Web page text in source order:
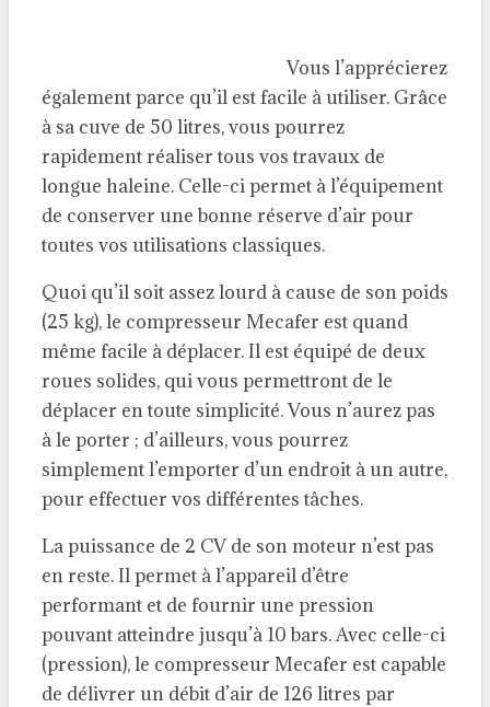
Vous l’apprécierez
également parce qu’il est facile à utiliser. Grâce
à sa cuve de 50 litres, vous pourrez
rapidement réaliser tous vos travaux de
longue haleine. Celle-ci permet à l’équipement
de conserver une bonne réserve d’air pour
toutes vos utilisations classiques.
Quoi qu’il soit assez lourd à cause de son poids
(25 kg), le compresseur Mecafer est quand
même facile à déplacer. Il est équipé de deux
roues solides, qui vous permettront de le
déplacer en toute simplicité. Vous n’aurez pas
à le porter ; d’ailleurs, vous pourrez
simplement l’emporter d’un endroit à un autre,
pour effectuer vos différentes tâches.
La puissance de 2 CV de son moteur n’est pas
en reste. Il permet à l’appareil d’être
performant et de fournir une pression
pouvant atteindre jusqu’à 10 bars. Avec celle-ci
(pression), le compresseur Mecafer est capable
de délivrer un débit d’air de 126 litres par